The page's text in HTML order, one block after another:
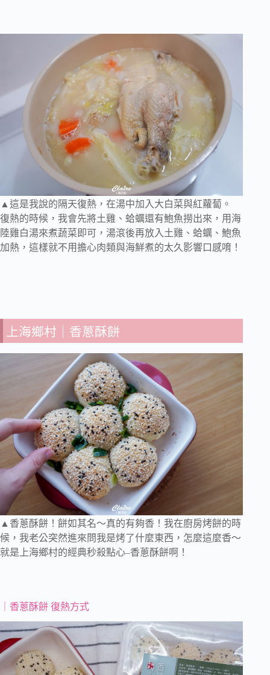
▲這是我說的隔天復熱，在湯中加入大白菜與紅蘿蔔。
復熱的時候，我會先將土雞、蛤蠣還有鮑魚撈出來，用海
陸雞白湯來煮蔬菜即可，湯滾後再放入土雞、蛤蠣、鮑魚
加熱，這樣就不用擔心肉類與海鮮煮的太久影響口感唷！
上海鄉村｜香蔥酥餅
▲香蔥酥餅！餅如其名～真的有夠香！我在廚房烤餅的時
候，我老公突然進來問我是烤了什麼東西，怎麼這麼香～
就是上海鄉村的經典秒殺點心–香蔥酥餅啊！
｜香蔥酥餅 復熱方式